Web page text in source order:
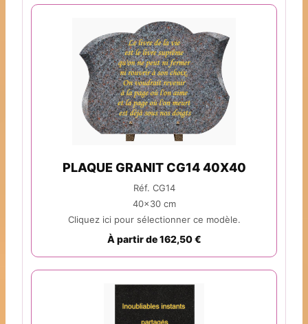
PLAQUE GRANIT CG14 40X40
Réf. CG14
40x30 cm
Cliquez ici pour sélectionner ce modèle.
À partir de 162,50 €